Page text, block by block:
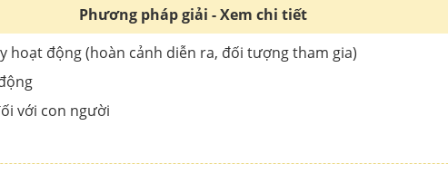
Phương pháp giải - Xem chi tiết
động (hoàn cảnh diễn ra, đối tượng tham gia)
với con người